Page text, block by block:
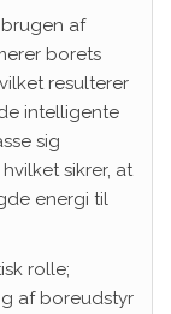
af
borets
resulterer
intelligente
sig
sikrer, at
energi til
rolle;
af boreudstyr